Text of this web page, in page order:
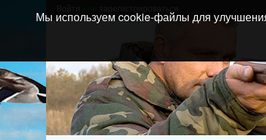
Мы используем cookie-файлы для